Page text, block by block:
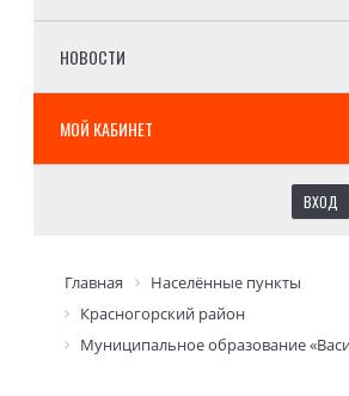
НОВОСТИ
МОЙ КАБИНЕТ
ВХОД
Главная
Населённые пункты
Красногорский район
Муниципальное образование